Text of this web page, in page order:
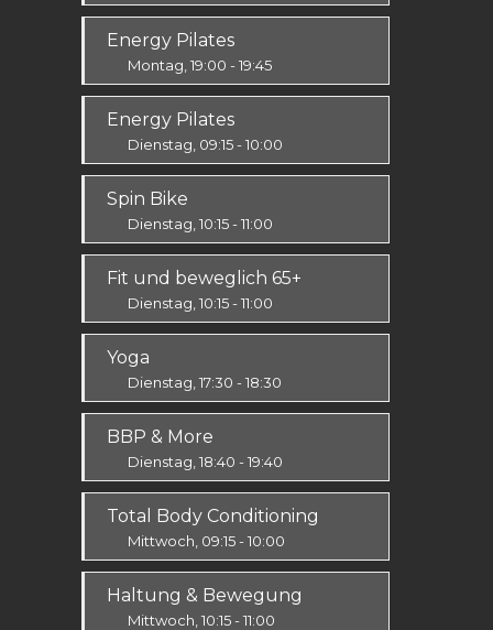
Ausdauer & Kraft
Mittel / Fortgeschritten
Energy Pilates
Montag, 19:00 - 19:45
Körper & Geist
Alle
Energy Pilates
Dienstag, 09:15 - 10:00
Körper & Geist
Alle
Spin Bike
Dienstag, 10:15 - 11:00
Alle
Fit und beweglich 65+
Dienstag, 10:15 - 11:00
Fit & Vital
Alle
Yoga
Dienstag, 17:30 - 18:30
Körper & Geist
Alle
BBP & More
Dienstag, 18:40 - 19:40
Ausdauer & Kraft
Alle
Total Body Conditioning
Mittwoch, 09:15 - 10:00
Fit & Vital
Alle
Haltung & Bewegung
Mittwoch, 10:15 - 11:00